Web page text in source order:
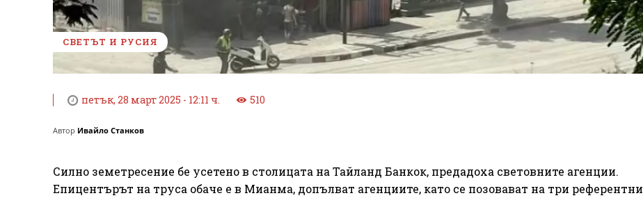
СВЕТЪТ И РУСИЯ
петък, 28 март 2025 - 12:11 ч. 510
Автор Ивайло Станков
Силно земетресение бе усетено в столицата на Тайланд Банкок, предадоха световните агенции.
Епицентърът на труса обаче е в Мианма, допълват агенциите, като се позовават на три референтни